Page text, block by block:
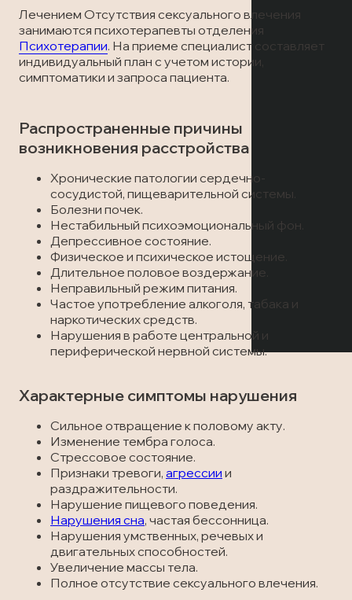
Лечение алкоголизма
Лечение в стационаре
Скорая медицинская помощь
Онлайн-консультация
Вызов врача
Вызов врача
Запись на прием
Вызов врача
Статьи
Запись на прием
Вызов врача
Лечением Отсутствия сексуального влечения
занимаются психотерапевты отделения
Психотерапии. На приеме специалист составляет
индивидуальный план с учетом истории,
симптоматики и запроса пациента.
Распространенные причины
возникновения расстройства
Хронические патологии сердечно-
сосудистой, пищеварительной системы.
Болезни почек.
Нестабильный психоэмоциональный фон.
Депрессивное состояние.
Физическое и психическое истощение.
Длительное половое воздержание.
Неправильный режим питания.
Частое употребление алкоголя, табака и
наркотических средств.
Нарушения в работе центральной и
периферической нервной системы.
Характерные симптомы нарушения
Сильное отвращение к половому акту.
Изменение тембра голоса.
Стрессовое состояние.
Признаки тревоги, агрессии и
раздражительности.
Нарушение пищевого поведения.
Нарушения сна, частая бессонница.
Нарушения умственных, речевых и
двигательных способностей.
Увеличение массы тела.
Полное отсутствие сексуального влечения.